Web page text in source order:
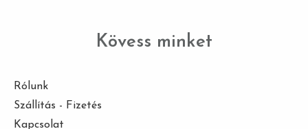
Kövess minket
Rólunk
Szállítás - Fizetés
Kapcsolat